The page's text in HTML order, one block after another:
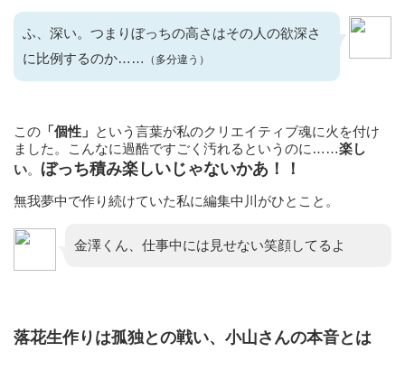
ふ、深い。つまりぼっちの高さはその人の欲深さ
に比例するのか……
（多分違う）
この 「個性」 という言葉が私のクリエイティブ魂に火を付け
ました。こんなに過酷ですごく汚れるというのに……楽し
い。 ぼっち積み楽しいじゃないかあ！！
無我夢中で作り続けていた私に編集中川がひとこと。
金澤くん、仕事中には見せない笑顔してるよ
落花生作りは孤独との戦い、小山さんの本音とは